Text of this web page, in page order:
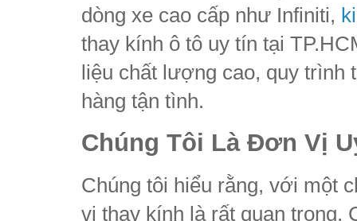
dòng xe cao cấp như Infiniti,
thay kính ô tô uy tín tại
liệu chất lượng cao, quy trình
hàng tận tình.
Chúng Tôi Là Đơn Vị
Chúng tôi hiểu rằng, với một
vị thay kính là rất quan trọng.